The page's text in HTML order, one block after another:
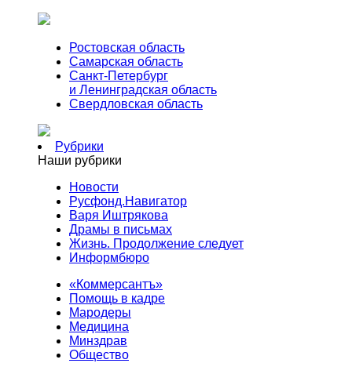
Ростовская область
Самарская область
Санкт-Петербург
и Ленинградская область
Свердловская область
Рубрики
Наши рубрики
Новости
Русфонд.Навигатор
Варя Иштрякова
Драмы в письмах
Жизнь. Продолжение следует
Информбюро
«Коммерсантъ»
Помощь в кадре
Мародеры
Медицина
Минздрав
Общество